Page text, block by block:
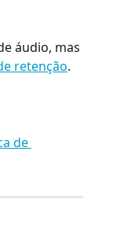
áudio, mas
retenção.
de